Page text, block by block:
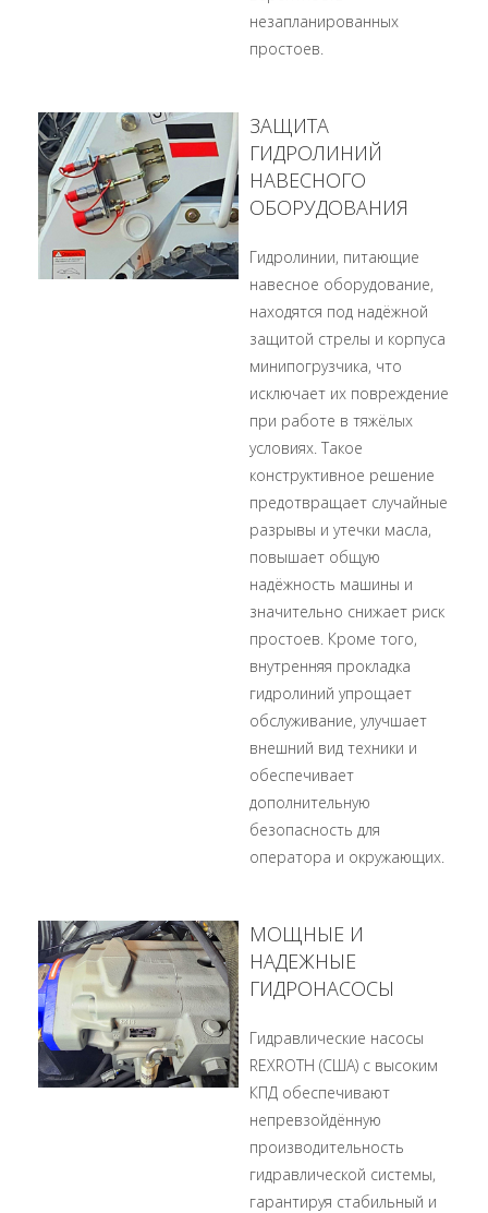
незапланированных
простоев.
ЗАЩИТА
ГИДРОЛИНИЙ
НАВЕСНОГО
ОБОРУДОВАНИЯ
Гидролинии, питающие
навесное оборудование,
находятся под надёжной
защитой стрелы и корпуса
минипогрузчика, что
исключает их повреждение
при работе в тяжёлых
условиях. Такое
конструктивное решение
предотвращает случайные
разрывы и утечки масла,
повышает общую
надёжность машины и
значительно снижает риск
простоев. Кроме того,
внутренняя прокладка
гидролиний упрощает
обслуживание, улучшает
внешний вид техники и
обеспечивает
дополнительную
безопасность для
оператора и окружающих.
МОЩНЫЕ И
НАДЕЖНЫЕ
ГИДРОНАСОСЫ
Гидравлические насосы
REXROTH (США) с высоким
КПД обеспечивают
непревзойдённую
производительность
гидравлической системы,
гарантируя стабильный и